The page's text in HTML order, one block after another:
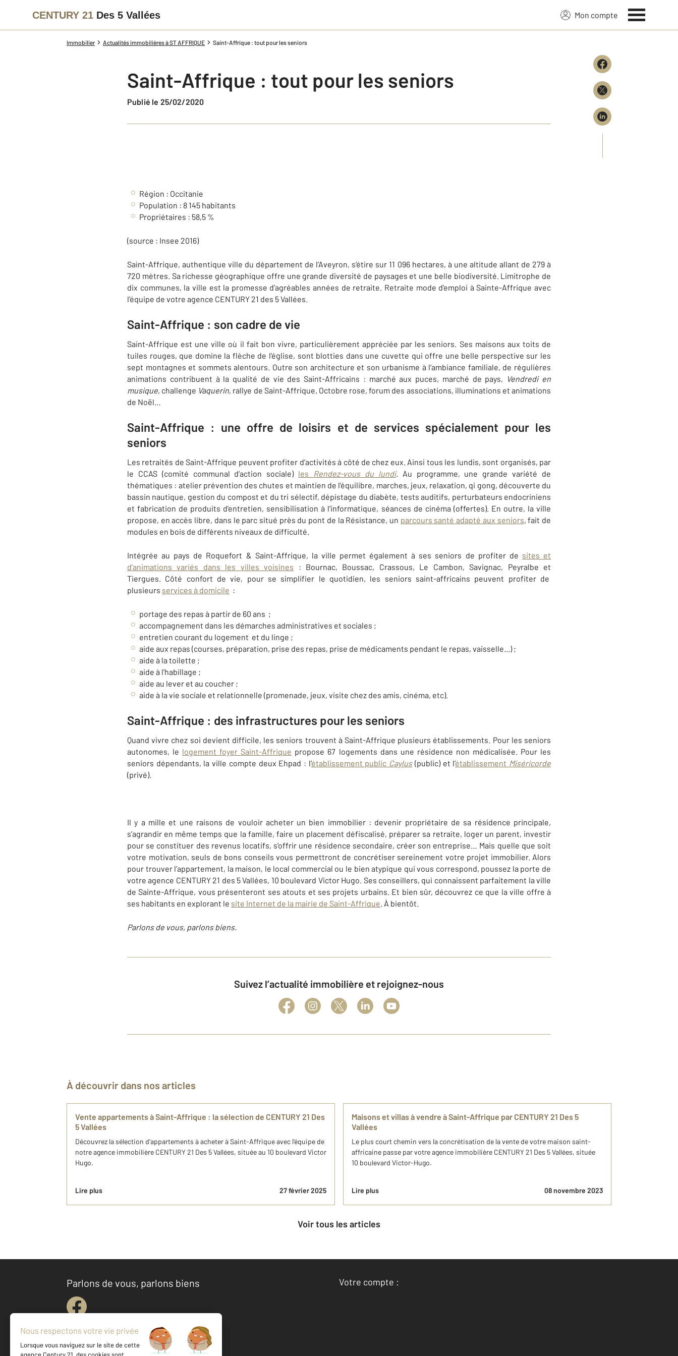
CENTURY 21 Des 5 Vallées Mon compte
Immobilier Actualités immobilières à ST AFFRIQUE Saint-Affrique : tout pour les seniors
Saint-Affrique : tout pour les seniors
Publié le 25/02/2020
Région : Occitanie
Population : 8 145 habitants
Propriétaires : 58,5 %
(source : Insee 2016)
Saint-Affrique, authentique ville du département de l’Aveyron, s’étire sur 11 096 hectares, à une altitude allant de 279 à
720 mètres. Sa richesse géographique offre une grande diversité de paysages et une belle biodiversité. Limitrophe de
dix communes, la ville est la promesse d’agréables années de retraite. Retraite mode d’emploi à Sainte-Affrique avec
l’équipe de votre agence CENTURY 21 des 5 Vallées.
Saint-Affrique : son cadre de vie
Saint-Affrique est une ville où il fait bon vivre, particulièrement appréciée par les seniors. Ses maisons aux toits de
tuiles rouges, que domine la flèche de l’église, sont blotties dans une cuvette qui offre une belle perspective sur les
sept montagnes et sommets alentours. Outre son architecture et son urbanisme à l’ambiance familiale, de régulières
animations contribuent à la qualité de vie des Saint-Affricains : marché aux puces, marché de pays, Vendredi en
musique, challenge Vaquerin, rallye de Saint-Affrique, Octobre rose, forum des associations, illuminations et animations
de Noël…
Saint-Affrique : une offre de loisirs et de services spécialement pour les
seniors
Les retraités de Saint-Affrique peuvent profiter d’activités à côté de chez eux. Ainsi tous les lundis, sont organisés, par
le CCAS (comité communal d’action sociale) les Rendez-vous du lundi.Au programme, une grande variété de
thématiques : atelier prévention des chutes et maintien de l’équilibre, marches, jeux, relaxation, qi gong, découverte du
bassin nautique, gestion du compost et du tri sélectif, dépistage du diabète, tests auditifs, perturbateurs endocriniens
et fabrication de produits d’entretien, sensibilisation à l’informatique, séances de cinéma (offertes). En outre, la ville
propose, en accès libre, dans le parc situé près du pont de la Résistance, un parcours santé adapté aux seniors, fait de
modules en bois de différents niveaux de difficulté.
Intégrée au pays de Roquefort & Saint-Affrique, la ville permet également à ses seniors de profiter de sites et
d’animations variés dans les villes voisines : Bournac, Boussac, Crassous, Le Cambon, Savignac, Peyralbe et
Tiergues. Côté confort de vie, pour se simplifier le quotidien, les seniors saint-affricains peuvent profiter de
plusieurs services à domicile :
portage des repas à partir de 60 ans ;
accompagnement dans les démarches administratives et sociales ;
entretien courant du logement et du linge ;
aide aux repas (courses, préparation, prise des repas, prise de médicaments pendant le repas, vaisselle...) ;
aide à la toilette ;
aide à l’habillage ;
aide au lever et au coucher ;
aide à la vie sociale et relationnelle (promenade, jeux, visite chez des amis, cinéma, etc).
Saint-Affrique : des infrastructures pour les seniors
Quand vivre chez soi devient difficile, les seniors trouvent à Saint-Affrique plusieurs établissements. Pour les seniors
autonomes, le logement foyer Saint-Affrique propose 67 logements dans une résidence non médicalisée. Pour les
seniors dépendants, la ville compte deux Ehpad : l'établissement public Caylus(public) et l’établissement Miséricorde
(privé).
Il y a mille et une raisons de vouloir acheter un bien immobilier : devenir propriétaire de sa résidence principale,
s’agrandir en même temps que la famille, faire un placement défiscalisé, préparer sa retraite, loger un parent, investir
pour se constituer des revenus locatifs, s’offrir une résidence secondaire, créer son entreprise… Mais quelle que soit
votre motivation, seuls de bons conseils vous permettront de concrétiser sereinement votre projet immobilier. Alors
pour trouver l’appartement, la maison, le local commercial ou le bien atypique qui vous correspond, poussez la porte de
votre agence CENTURY 21 des 5 Vallées, 10 boulevard Victor Hugo. Ses conseillers, qui connaissent parfaitement la ville
de Sainte-Affrique, vous présenteront ses atouts et ses projets urbains. Et bien sûr, découvrez ce que la ville offre à
ses habitants en explorant le site Internet de la mairie de Saint-Affrique. À bientôt.
Parlons de vous, parlons biens.
Suivez l’actualité immobilière et rejoignez-nous
À découvrir dans nos articles
Vente appartements à Saint-Affrique : la sélection de CENTURY 21 Des
5 Vallées
Découvrez la sélection d'appartements à acheter à Saint-Affrique avec l'équipe de
notre agence immobilière CENTURY 21 Des 5 Vallées, située au 10 boulevard Victor
Hugo.
Lire plus 27 février 2025
Maisons et villas à vendre à Saint-Affrique par CENTURY 21 Des 5
Vallées
Le plus court chemin vers la concrétisation de la vente de votre maison saint-
affricaine passe par votre agence immobilière CENTURY 21 Des 5 Vallées, située
10 boulevard Victor-Hugo.
Lire plus 08 novembre 2023
Voir tous les articles
Parlons de vous, parlons biens
Votre compte :
Accéder à mon compte